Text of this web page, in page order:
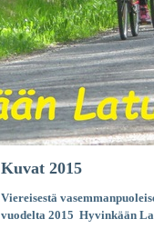
Kuvat 2015
Viereisestä
vuodelta 2015 Hyvinkään